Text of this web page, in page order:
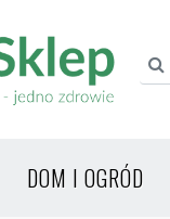
DOM I OGRÓD